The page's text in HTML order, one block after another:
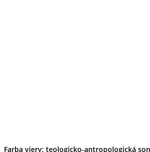
Farba viery: teologicko-antropologická